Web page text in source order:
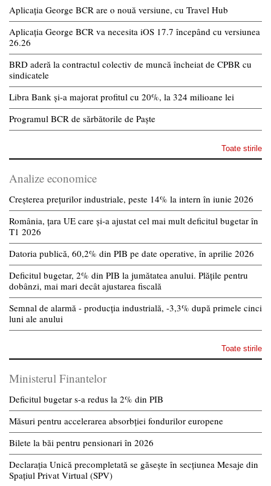
Aplicația George BCR are o nouă versiune, cu Travel Hub
Aplicația George BCR va necesita iOS 17.7 începând cu versiunea
26.26
BRD aderă la contractul colectiv de muncă încheiat de CPBR cu
sindicatele
Libra Bank și-a majorat profitul cu 20%, la 324 milioane lei
Programul BCR de sărbătorile de Paște
Toate stirile
Analize economice
Creșterea prețurilor industriale, peste 14% la intern în iunie 2026
România, țara UE care și-a ajustat cel mai mult deficitul bugetar în
T1 2026
Datoria publică, 60,2% din PIB pe date operative, în aprilie 2026
Deficitul bugetar, 2% din PIB la jumătatea anului. Plățile pentru
dobânzi, mai mari decât ajustarea fiscală
Semnal de alarmă - producția industrială, -3,3% după primele cinci
luni ale anului
Toate stirile
Ministerul Finantelor
Deficitul bugetar s-a redus la 2% din PIB
Măsuri pentru accelerarea absorbției fondurilor europene
Bilete la băi pentru pensionari în 2026
Declarația Unică precompletată se găsește în secțiunea Mesaje din
Spațiul Privat Virtual (SPV)